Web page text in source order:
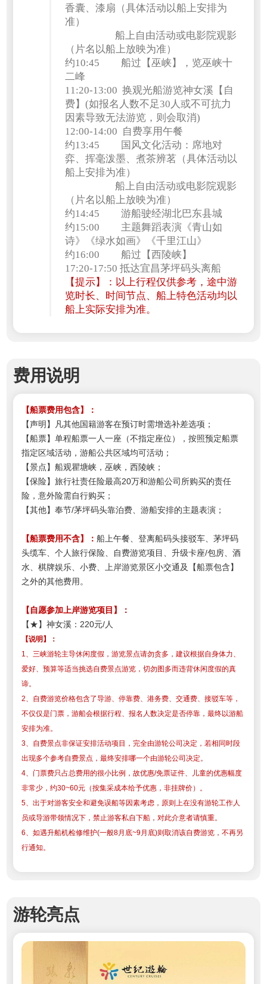
香囊、漆扇（具体活动以船上安排为
准）
船上自由活动或电影院观影
（片名以船上放映为准）
约10:45 船过【巫峡】，览巫峡十
二峰
11:20-13:00 换观光船游览神女溪【自
费】(如报名人数不足30人或不可抗力
因素导致无法游览，则会取消)
12:00-14:00 自费享用午餐
约13:45 国风文化活动：席地对
弈、挥毫泼墨、煮茶辨茗（具体活动以
船上安排为准）
船上自由活动或电影院观影
（片名以船上放映为准）
约14:45 游船驶经湖北巴东县城
约15:00 主题舞蹈表演《青山如
诗》《绿水如画》《千里江山》
约16:00 船过【西陵峡】
17:20-17:50 抵达宜昌茅坪码头离船
【提示】：以上行程仅供参考，途中游
览时长、时间节点、船上特色活动均以
船上实际安排为准。
费用说明
【船票费用包含】：
【声明】凡其他国籍游客在预订时需增选补差选项；
【船票】单程船票一人一座（不指定座位），按照预定船票
指定区域活动，游船公共区域均可活动；
【景点】船观瞿塘峡，巫峡，西陵峡 ；
【保险】旅行社责任险最高20万和游船公司所购买的责任
险，意外险需自行购买；
【其他】奉节/茅坪码头靠泊费、游船安排的主题表演；
【船票费用不含】 ：船上午餐、登离船码头接驳车、茅坪码
头缆车、个人旅行保险、自费游览项目、升级卡座/包房、酒
水、棋牌娱乐、小费、上岸游览景区小交通及
【船票包含】
之外的其他费用 。
【自愿参加上岸游览项目 】
：
【★】神女溪：220元/人
【说明】：
1、三峡游轮主导休闲度假，游览景点请勿贪多，建议根据自身体力、
爱好、预算等适当挑选自费景点游览，切勿图多而违背休闲度假的真
谛。
2、自费游览价格包含了导游、停靠费、港务费、交通费、接驳车等，
不仅仅是门票，游船会根据行程、报名人数决定是否停靠，最终以游船
安排为准。
3、自费景点非保证安排活动项目，完全由游轮公司决定，若相同时段
出现多个参考自费景点，最终安排哪一个由游轮公司决定。
4、门票费只占总费用的很小比例，故优惠/免票证件、儿童的优惠幅度
非常少，约30~60元（按集采成本给予优惠，非挂牌价）。
5、出于对游客安全和避免误船等因素考虑，原则上在没有游轮工作人
员或导游带领情况下，禁止游客私自下船，对此介意者请慎重。
6、如遇升船机检修维护(一般8月底~9月底)则取消该自费游览，不再另
行通知。
游轮亮点